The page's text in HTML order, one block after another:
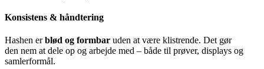
Konsistens & håndtering
Hashen erblød og formbar uden at være klistrende. Det gør
den nem at dele op og arbejde med – både til prøver, displays og
samlerformål.